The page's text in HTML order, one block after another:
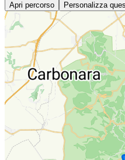
Apri percorso Personalizza